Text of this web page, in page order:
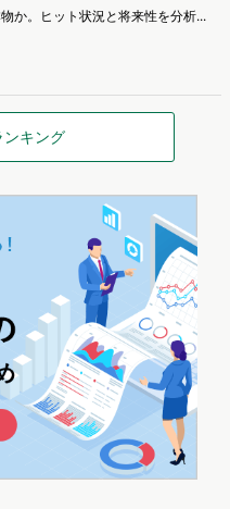
か。ヒット状況と将来性を分析...
キング